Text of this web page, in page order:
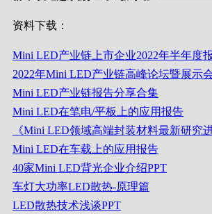
资料下载：
Mini LED产业链上市企业2022年半年度
2022年Mini LED产业链高峰论坛暨展示
Mini LED产业链报告分享合集
Mini LED在笔电/平板上的应用报告
《Mini LED领域高端封装材料最新研究进
Mini LED在车载上的应用报告
40家Mini LED背光企业介绍PPT
车灯大功率LED散热-原理篇
LED散热技术浅谈PPT